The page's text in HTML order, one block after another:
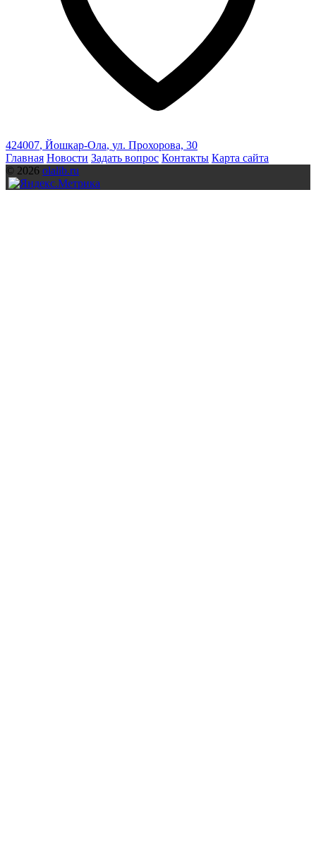
424007, Йошкар-Ола, ул. Прохорова, 30
Главная Новости Задать вопрос Контакты Карта сайта
© 2026 olalib.ru